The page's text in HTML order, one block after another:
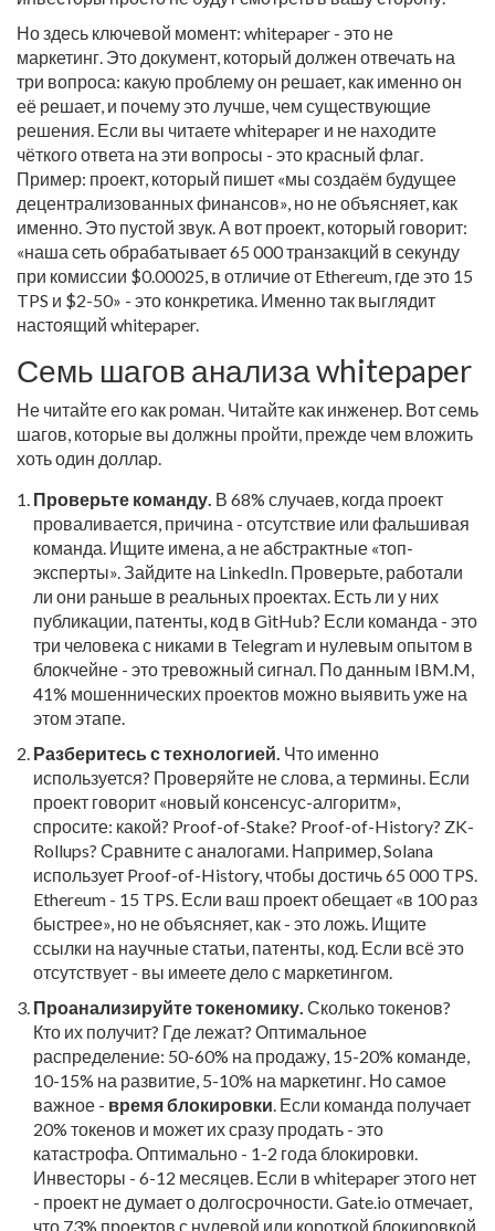
Но здесь ключевой момент: whitepaper - это не
маркетинг. Это документ, который должен отвечать на
три вопроса: какую проблему он решает, как именно он
её решает, и почему это лучше, чем существующие
решения. Если вы читаете whitepaper и не находите
чёткого ответа на эти вопросы - это красный флаг.
Пример: проект, который пишет «мы создаём будущее
децентрализованных финансов», но не объясняет, как
именно. Это пустой звук. А вот проект, который говорит:
«наша сеть обрабатывает 65 000 транзакций в секунду
при комиссии $0.00025, в отличие от Ethereum, где это 15
TPS и $2-50» - это конкретика. Именно так выглядит
настоящий whitepaper.
Семь шагов анализа whitepaper
Не читайте его как роман. Читайте как инженер. Вот семь
шагов, которые вы должны пройти, прежде чем вложить
хоть один доллар.
Проверьте команду. В 68% случаев, когда проект
проваливается, причина - отсутствие или фальшивая
команда. Ищите имена, а не абстрактные «топ-
эксперты». Зайдите на LinkedIn. Проверьте, работали
ли они раньше в реальных проектах. Есть ли у них
публикации, патенты, код в GitHub? Если команда - это
три человека с никами в Telegram и нулевым опытом в
блокчейне - это тревожный сигнал. По данным IBM.M,
41% мошеннических проектов можно выявить уже на
этом этапе.
Разберитесь с технологией. Что именно
используется? Проверяйте не слова, а термины. Если
проект говорит «новый консенсус-алгоритм»,
спросите: какой? Proof-of-Stake? Proof-of-History? ZK-
Rollups? Сравните с аналогами. Например, Solana
использует Proof-of-History, чтобы достичь 65 000 TPS.
Ethereum - 15 TPS. Если ваш проект обещает «в 100 раз
быстрее», но не объясняет, как - это ложь. Ищите
ссылки на научные статьи, патенты, код. Если всё это
отсутствует - вы имеете дело с маркетингом.
Проанализируйте токеномику. Сколько токенов?
Кто их получит? Где лежат? Оптимальное
распределение: 50-60% на продажу, 15-20% команде,
10-15% на развитие, 5-10% на маркетинг. Но самое
важное - время блокировки . Если команда получает
20% токенов и может их сразу продать - это
катастрофа. Оптимально - 1-2 года блокировки.
Инвесторы - 6-12 месяцев. Если в whitepaper этого нет
- проект не думает о долгосрочности. Gate.io отмечает,
что 73% проектов с нулевой или короткой блокировкой